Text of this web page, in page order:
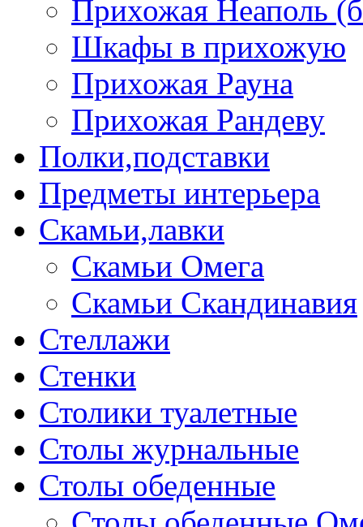
Прихожая Неаполь
Шкафы в прихожую
Прихожая Рауна
Прихожая Рандеву
Полки,подставки
Предметы интерьера
Скамьи,лавки
Скамьи Омега
Скамьи Скандинавия
Стеллажи
Стенки
Столики туалетные
Столы журнальные
Столы обеденные